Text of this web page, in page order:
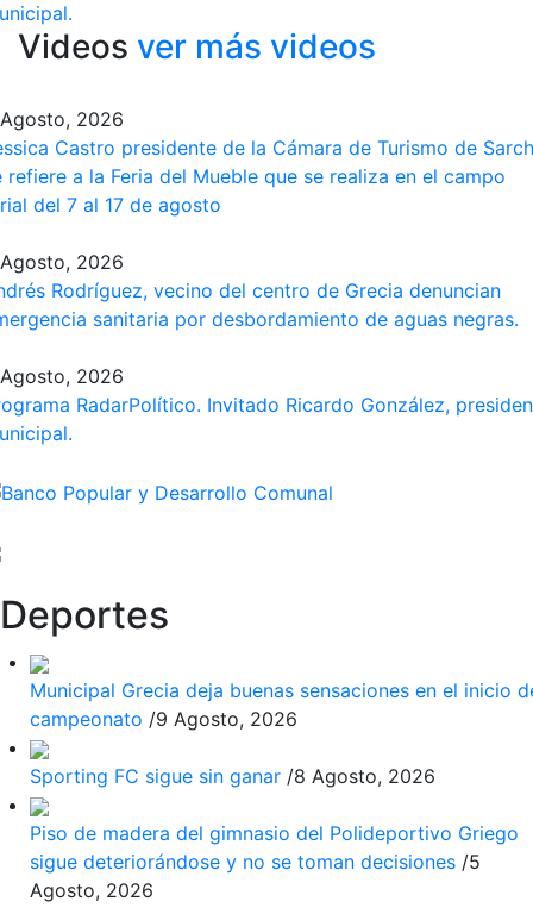
Videos ver más videos
2026
Castro presidente de la Cámara de Turismo de
refiere a la Feria del Mueble que se realiza en el campo
del 7 al 17 de agosto
2026
Rodríguez, vecino del centro de Grecia denuncian
sanitaria por desbordamiento de aguas negras.
2026
RadarPolítico​. Invitado Ricardo González,
Deportes
Municipal Grecia deja buenas sensaciones en el inicio
campeonato /9 Agosto, 2026
Sporting FC sigue sin ganar /8 Agosto, 2026
Piso de madera del gimnasio del Polideportivo Griego
sigue deteriorándose y no se toman decisiones /5
Agosto, 2026